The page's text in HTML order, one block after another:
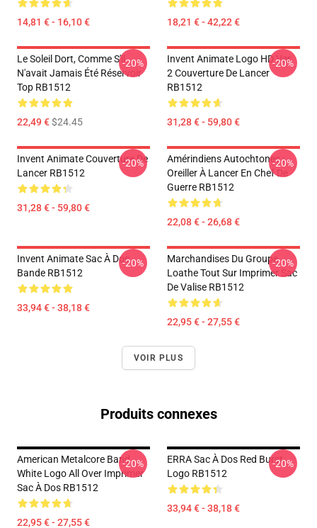
14,81 € - 16,10 € 18,21 € - 42,22 €
Le Soleil Dort, Comme S'il
N'avait Jamais Été Réservoir
Top RB1512
22,49 €$24.45
-20%
Invent Animate Logo HD Ver.
2 Couverture De Lancer
RB1512
31,28 € - 59,80 €
-20%
Invent Animate Couverture De
Lancer RB1512
31,28 € - 59,80 €
-20%
Amérindiens Autochtones :
Oreiller À Lancer En Chef De
Guerre RB1512
22,08 € - 26,68 €
-20%
Invent Animate Sac À Dos
Bande RB1512
33,94 € - 38,18 €
-20%
Marchandises Du Groupe
Loathe Tout Sur Imprimer Sac
De Valise RB1512
22,95 € - 27,55 €
-20%
VOIR PLUS
Produits connexes
American Metalcore Band
White Logo All Over Imprimer
Sac À Dos RB1512
22,95 € - 27,55 €
-20%
ERRA Sac À Dos Red Burst
Logo RB1512
33,94 € - 38,18 €
-20%